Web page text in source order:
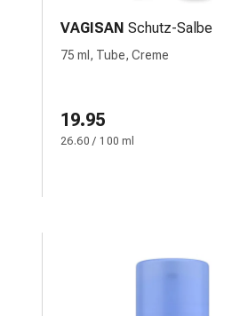
VAGISAN Schutz-Salbe
75 ml, Tube, Creme
19.95
26.60 / 100 ml